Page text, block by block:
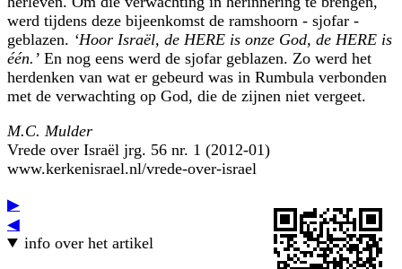
werd tijdens deze bijeenkomst de ramshoorn - sjofar -
geblazen. ‘Hoor Israël, de HERE is onze God, de HERE is
één.’ En nog eens werd de sjofar geblazen. Zo werd het
herdenken van wat er gebeurd was in Rumbula verbonden
met de verwachting op God, die de zijnen niet vergeet.
M.C. Mulder
Vrede over Israël jrg. 56 nr. 1 (2012-01)
www.kerkenisrael.nl/vrede-over-israel
▶
◀
info over het artikel